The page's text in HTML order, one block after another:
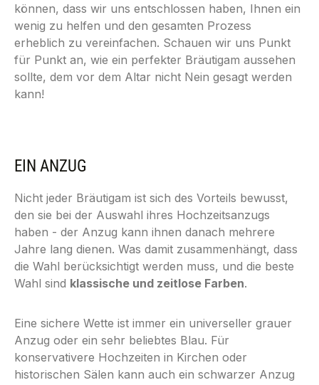
können, dass wir uns entschlossen haben, Ihnen ein
wenig zu helfen und den gesamten Prozess
erheblich zu vereinfachen. Schauen wir uns Punkt
für Punkt an, wie ein perfekter Bräutigam aussehen
sollte, dem vor dem Altar nicht Nein gesagt werden
kann!
EIN ANZUG
Nicht jeder Bräutigam ist sich des Vorteils bewusst,
den sie bei der Auswahl ihres Hochzeitsanzugs
haben - der Anzug kann ihnen danach mehrere
Jahre lang dienen. Was damit zusammenhängt, dass
die Wahl berücksichtigt werden muss, und die beste
Wahl sind klassische und zeitlose Farben.
Eine sichere Wette ist immer ein universeller grauer
Anzug oder ein sehr beliebtes Blau. Für
konservativere Hochzeiten in Kirchen oder
historischen Sälen kann auch ein schwarzer Anzug